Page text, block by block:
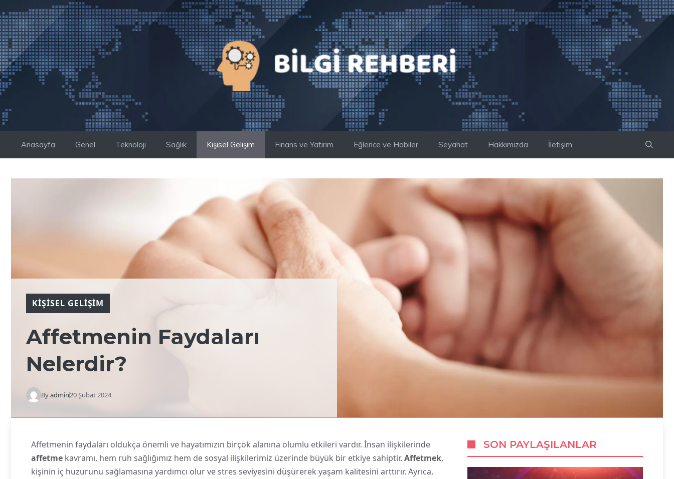
atla
Anasayfa Genel Teknoloji Sağlık Kişisel Gelişim Finans ve Yatırım Eğlence ve Hobiler Seyahat Hakkımızda İletişim
KIŞISEL GELIŞIM
Affetmenin Faydaları
Nelerdir?
Byadmin20 Şubat 2024
Affetmenin faydaları oldukça önemli ve hayatımızın birçok alanına olumlu etkileri vardır. İnsan ilişkilerinde
affetme kavramı, hem ruh sağlığımız hem de sosyal ilişkilerimiz üzerinde büyük bir etkiye sahiptir. Affetmek,
kişinin iç huzurunu sağlamasına yardımcı olur ve stres seviyesini düşürerek yaşam kalitesini arttırır. Ayrıca,
SON PAYLAŞILANLAR